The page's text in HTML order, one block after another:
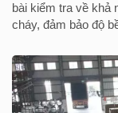
bài kiểm tra về khả
cháy, đảm bảo độ